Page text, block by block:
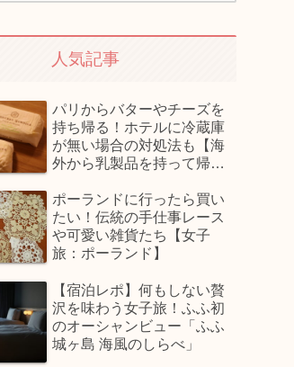
人気記事
パリからバターやチーズを
持ち帰る！ホテルに冷蔵庫
が無い場合の対処法も【海
外から乳製品を持って帰っ
ポーランドに行ったら買い
たい！伝統の手仕事レース
や可愛い雑貨たち【女子
旅：ポーランド】
【宿泊レポ】何もしない贅
沢を味わう女子旅！ふふ初
のオーシャンビュー「ふふ
城ヶ島 海風のしらべ」